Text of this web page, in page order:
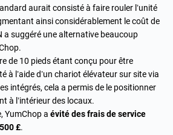
aurait consisté à faire rouler l’unité
ainsi considérablement le coût de
a suggéré une alternative beaucoup
de 10 pieds étant conçu pour être
à l’aide d’un chariot élévateur sur site via
intégrés, cela a permis de le positionner
à l’intérieur des locaux.
YumChop a évité des frais de service
£.